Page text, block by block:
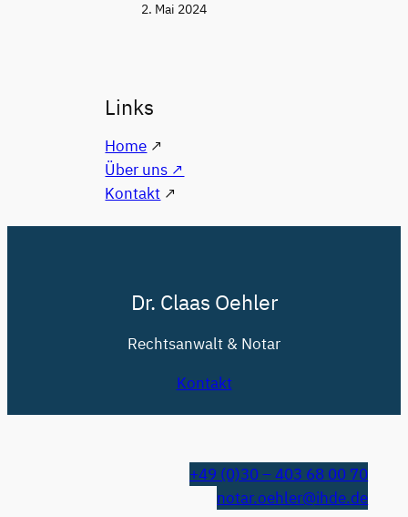
2. Mai 2024
Links
Home ↗
Über uns ↗
Kontakt ↗
Dr. Claas Oehler
Rechtsanwalt & Notar
Kontakt
+49 (0)30 – 403 68 00 70
notar.oehler@ihde.de